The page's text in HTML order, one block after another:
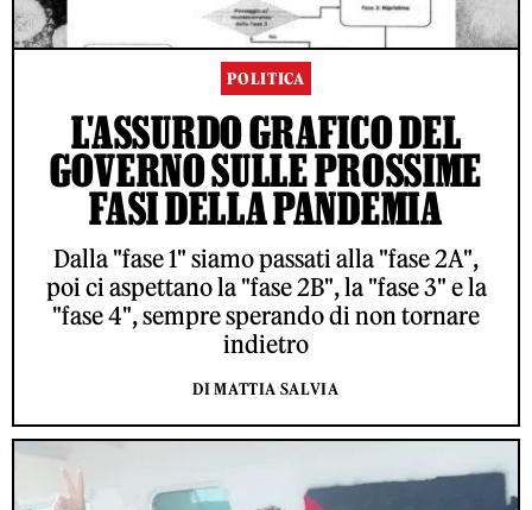
POLITICA
L'ASSURDO GRAFICO DEL
GOVERNO SULLE PROSSIME
FASI DELLA PANDEMIA
Dalla "fase 1" siamo passati alla "fase 2A",
poi ci aspettano la "fase 2B", la "fase 3" e la
"fase 4", sempre sperando di non tornare
indietro
DI MATTIA SALVIA